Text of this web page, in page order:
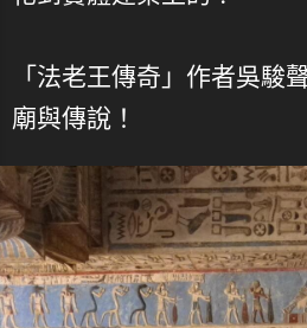
「法老王傳奇」作者吳駿
廟與傳說！